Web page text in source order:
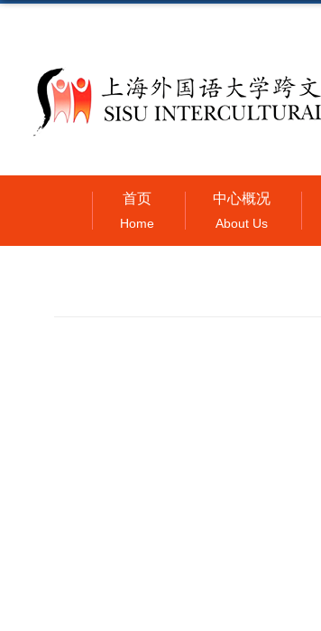
首页
Home
中心概况
About Us